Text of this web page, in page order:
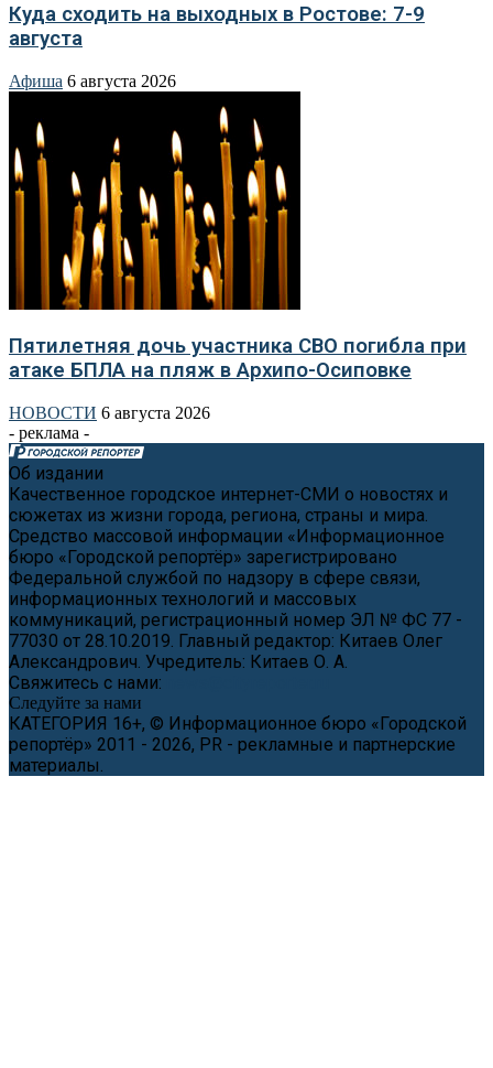
Куда сходить на выходных в Ростове: 7-9
августа
Афиша 6 августа 2026
Пятилетняя дочь участника СВО погибла при
атаке БПЛА на пляж в Архипо-Осиповке
НОВОСТИ 6 августа 2026
- реклама -
Об издании
Качественное городское интернет-СМИ о новостях и
сюжетах из жизни города, региона, страны и мира.
Средство массовой информации «Информационное
бюро «Городской репортёр» зарегистрировано
Федеральной службой по надзору в сфере связи,
информационных технологий и массовых
коммуникаций, регистрационный номер ЭЛ № ФС 77 -
77030 от 28.10.2019. Главный редактор: Китаев Олег
Александрович. Учредитель: Китаев О. А.
Свяжитесь с нами:
Следуйте за нами
КАТЕГОРИЯ 16+, © Информационное бюро «Городской
репортёр» 2011 - 2026, PR - рекламные и партнерские
материалы.